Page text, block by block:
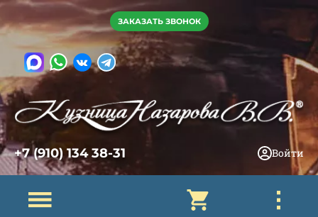
ЗАКАЗАТЬ ЗВОНОК
+7 (910) 134 38-31 Войти